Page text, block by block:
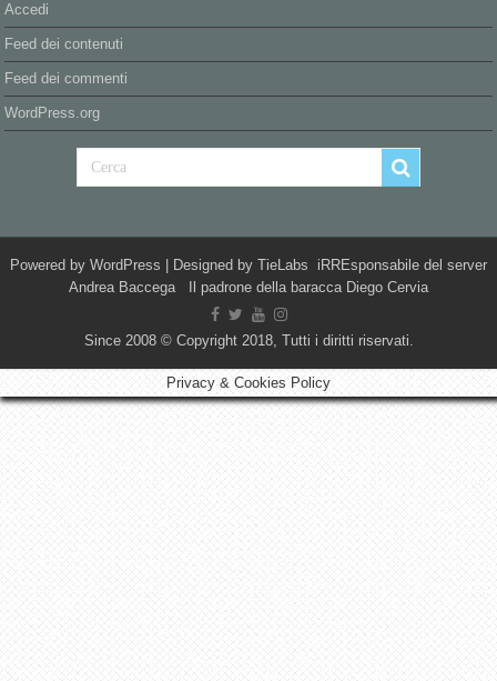
Accedi
Feed dei contenuti
Feed dei commenti
WordPress.org
Powered by WordPress | Designed by TieLabs iRREsponsabile del server
Andrea Baccega Il padrone della baracca Diego Cervia
Since 2008 © Copyright 2018, Tutti i diritti riservati.
Privacy & Cookies Policy